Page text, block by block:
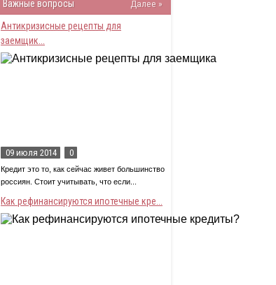
Важные вопросы
Далее »
Антикризисные рецепты для
заемщик...
09 июля 2014 0
Кредит это то, как сейчас живет большинство
россиян. Стоит учитывать, что если...
Как рефинансируются ипотечные кре...